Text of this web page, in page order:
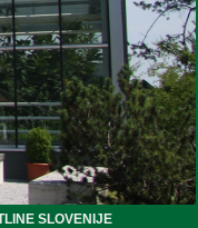
SLOVENIJE